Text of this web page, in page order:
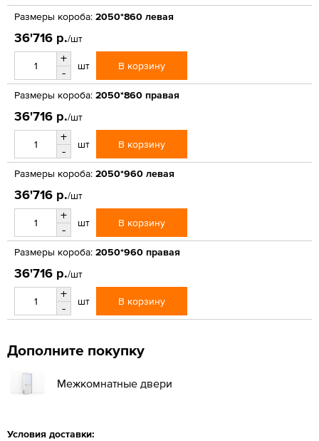
Размеры короба: 2050*860 левая
36'716 р./шт
+
-
шт В корзину
Размеры короба: 2050*860 правая
36'716 р./шт
+
-
шт В корзину
Размеры короба: 2050*960 левая
36'716 р./шт
+
-
шт В корзину
Размеры короба: 2050*960 правая
36'716 р./шт
+
-
шт В корзину
Дополните покупку
Межкомнатные двери
Условия доставки: